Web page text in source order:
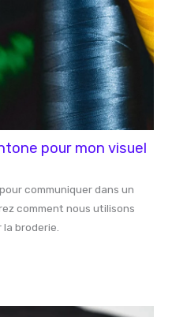
pour mon visuel
communiquer dans un
comment nous utilisons
broderie.